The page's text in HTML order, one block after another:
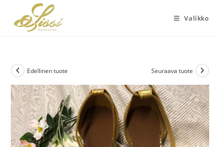
suoraan
sisältöön
Valikko
Edellinen tuote Seuraava tuote